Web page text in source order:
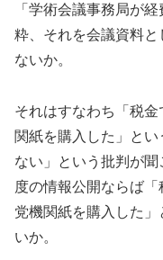
「学術会議事務局が
粋、それを会議資料
ないか。
それはすなわち「税
関紙を購入した」と
ない」という批判が
度の情報公開ならば
党機関紙を購入した
いか。